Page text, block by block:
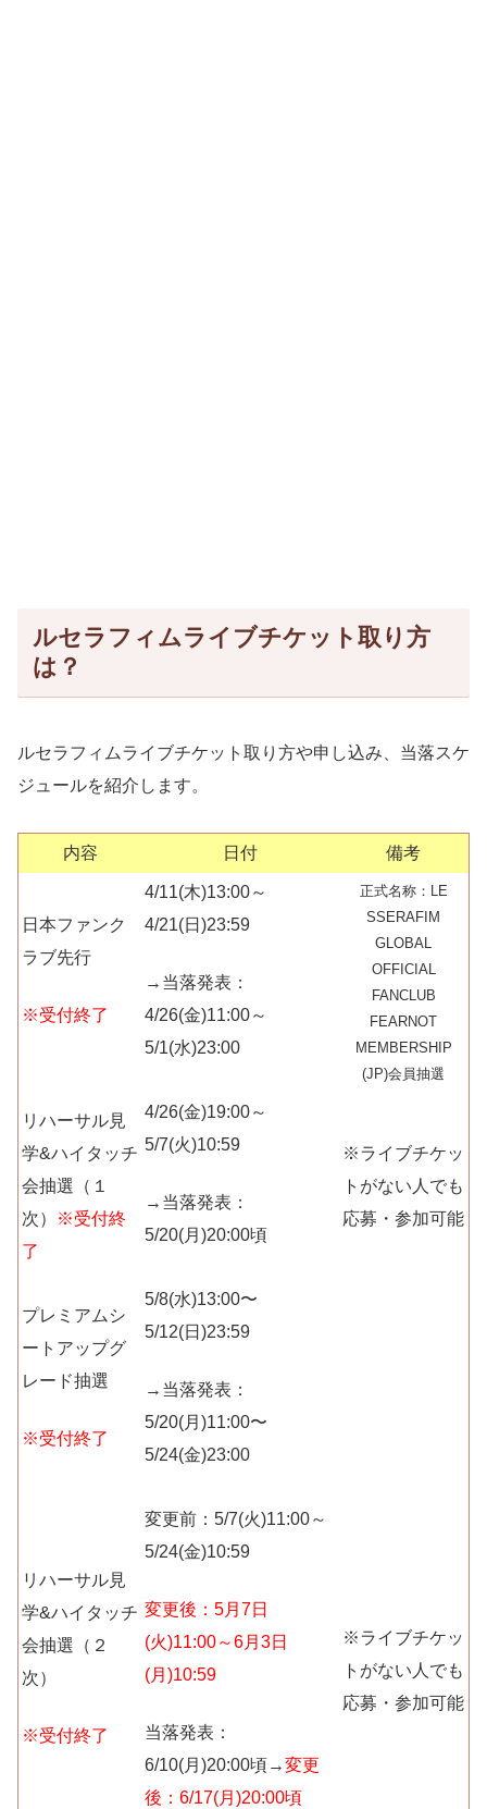
ルセラフィムライブチケット取り方
は？
ルセラフィムライブチケット取り方や申し込み、当落スケ
ジュールを紹介します。
内容 日付 備考
日本ファンク
ラブ先行
※受付終了
4/11(木)13:00～
4/21(日)23:59
→当落発表：
4/26(金)11:00～
5/1(水)23:00
正式名称：LE
SSERAFIM
GLOBAL
OFFICIAL
FANCLUB
FEARNOT
MEMBERSHIP
(JP)会員抽選
リハーサル見
学&ハイタッチ
会抽選（１
次）
※受付終
了
4/26(金)19:00～
5/7(火)10:59
→当落発表：
5/20(月)20:00頃
※ライブチケッ
トがない人でも
応募・参加可能
プレミアムシ
ートアップグ
レード抽選
※受付終了
5/8(水)13:00〜
5/12(日)23:59
→当落発表：
5/20(月)11:00〜
5/24(金)23:00
リハーサル見
学&ハイタッチ
会抽選（２
次）
※受付終了
変更前：5/7(火)11:00～
5/24(金)10:59
変更後：5月7日
(火)11:00～6月3日
(月)10:59
当落発表：
6/10(月)20:00頃→変更
後：6/17(月)20:00頃
※ライブチケッ
トがない人でも
応募・参加可能